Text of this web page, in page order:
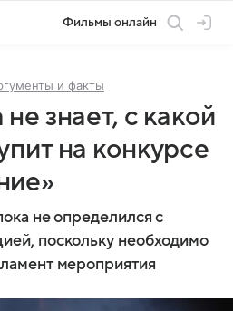
Фильмы онлайн
и факты
знает, с какой
на конкурсе
не определился с
поскольку необходимо
мероприятия